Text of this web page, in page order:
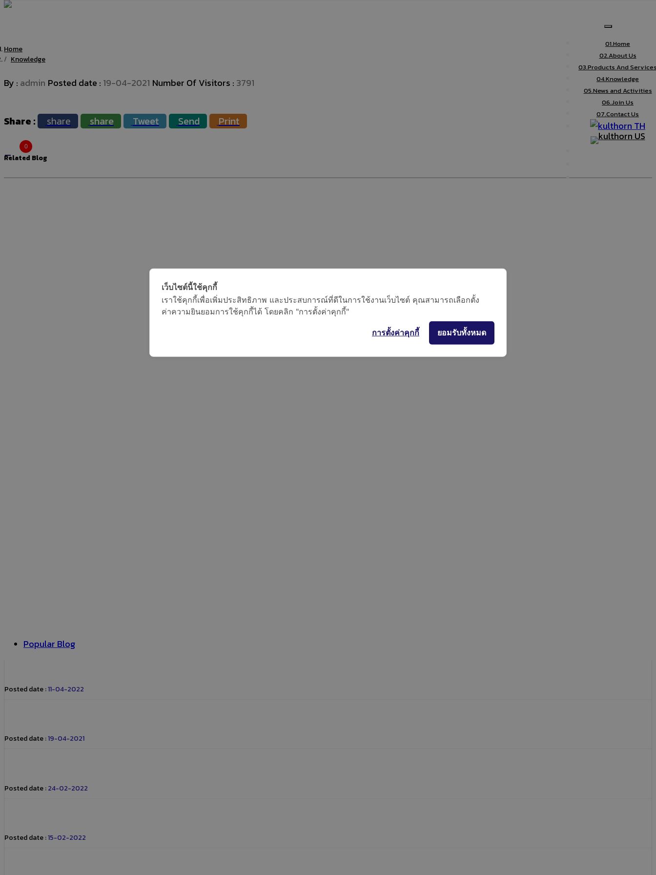
01.Home
02.About Us
03.Products And
04.Knowledge
05.News and Activities
06.Join Us
07.Contact Us
TH
US
Home
Knowledge
0
By : admin Posted date : 19-04-2021 Number Of Visitors : 3791
Share share share Tweet Send Print
Related Blog
Popular Blog
Posted date :11-04-2022
Posted date :19-04-2021
Posted date :24-02-2022
Posted date :15-02-2022
เว็บไซต์นี้ใช้คุกกี้
เราใช้คุกกี้เพื่อเพิ่มประสิทธิภาพ และประสบการณ์ที่ดีในการใช้งานเว็บไซต์ คุณสามารถเลือกตั้ง
ค่าความยินยอมการใช้คุกกี้ได้ โดยคลิก "การตั้งค่าคุกกี้"
ยอมรับทั้งหมด
การตั้งค่าคุกกี้